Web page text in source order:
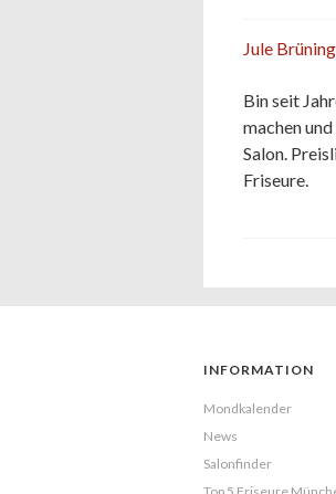
Jule Brüning
Bin seit
machen
Salon.
Friseure.
INFORMATION
Mondkalender
News
Salonfinder